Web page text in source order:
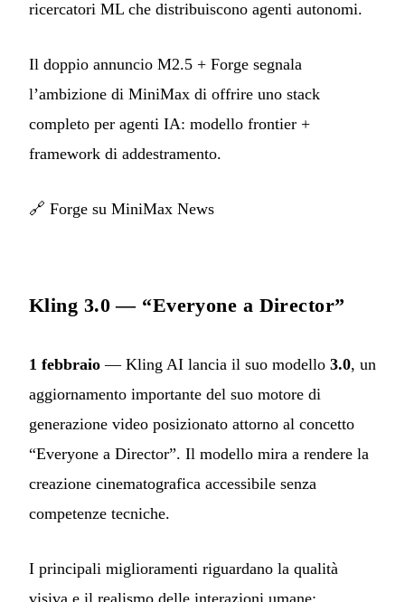
ricercatori ML che distribuiscono agenti autonomi.
Il doppio annuncio M2.5 + Forge segnala
l’ambizione di MiniMax di offrire uno stack
completo per agenti IA: modello frontier +
framework di addestramento.
🔗 Forge su MiniMax News
Kling 3.0 — “Everyone a Director”
1 febbraio — Kling AI lancia il suo modello 3.0, un
aggiornamento importante del suo motore di
generazione video posizionato attorno al concetto
“Everyone a Director”. Il modello mira a rendere la
creazione cinematografica accessibile senza
competenze tecniche.
I principali miglioramenti riguardano la qualità